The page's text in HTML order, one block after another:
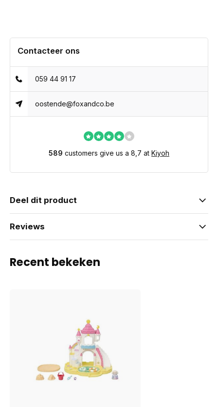
Contacteer ons
059 44 91 17
oostende@foxandco.be
589 customers give us a 8,7 at Kiyoh
Deel dit product
Reviews
Recent bekeken